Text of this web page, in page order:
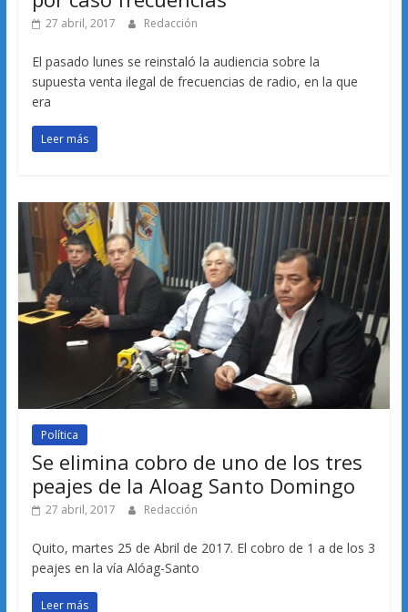
27 abril, 2017 Redacción
El pasado lunes se reinstaló la audiencia sobre la
supuesta venta ilegal de frecuencias de radio, en la que
era
Leer más
Política
Se elimina cobro de uno de los tres
peajes de la Aloag Santo Domingo
27 abril, 2017 Redacción
Quito, martes 25 de Abril de 2017. El cobro de 1 a de los 3
peajes en la vía Alóag-Santo
Leer más